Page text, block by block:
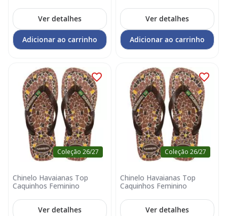
Ver detalhes
Adicionar ao carrinho
Ver detalhes
Adicionar ao carrinho
Coleção 26/27
Chinelo Havaianas Top
Caquinhos Feminino
Ver detalhes
Coleção 26/27
Chinelo Havaianas Top
Caquinhos Feminino
Ver detalhes